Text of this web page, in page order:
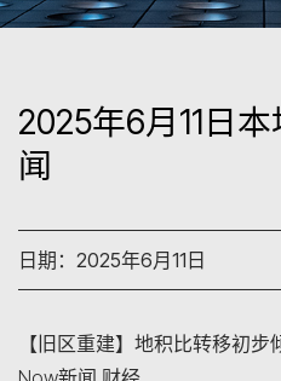
2025年6月11日
闻
日期：2025年6月11日
【旧区重建】地积比转移初